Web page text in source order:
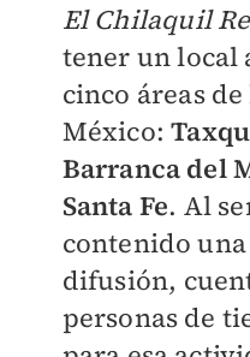
El Chilaquil
tener un local
cinco áreas
México:
Barranca del
Santa Fe. Al
contenido una
difusión,
personas de